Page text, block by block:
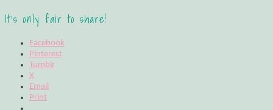
It's only fair to share!
Facebook
Pinterest
Tumblr
X
Email
Print